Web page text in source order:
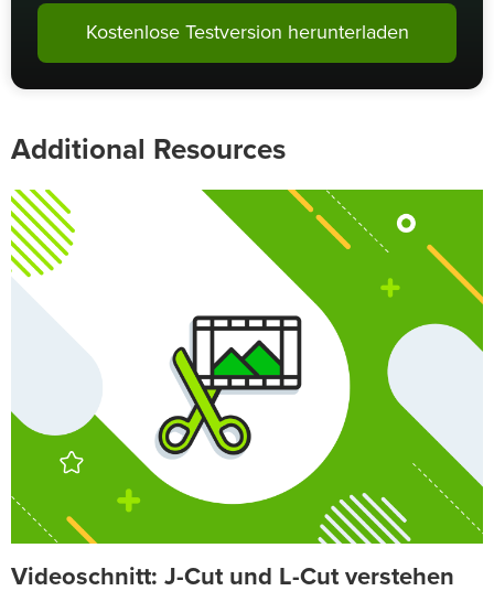
Kostenlose Testversion herunterladen
Additional Resources
Videoschnitt: J-Cut und L-Cut verstehen